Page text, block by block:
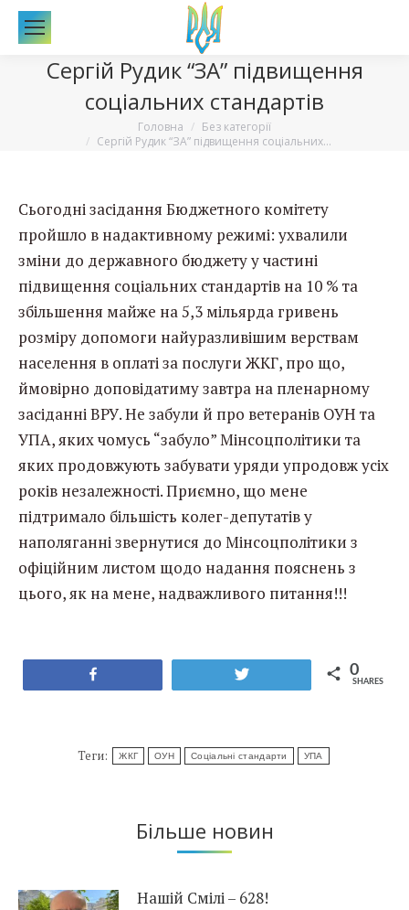
Сергій Рудик “ЗА” підвищення
соціальних стандартів
Головна
Без категорії
Сергій Рудик “ЗА” підвищення соціальних…
Сьогодні засідання Бюджетного комітету
пройшло в надактивному режимі: ухвалили
зміни до державного бюджету у частині
підвищення соціальних стандартів на 10 % та
збільшення майже на 5,3 мільярда гривень
розміру допомоги найуразливішим верствам
населення в оплаті за послуги ЖКГ, про що,
ймовірно доповідатиму завтра на пленарному
засіданні ВРУ. Не забули й про ветеранів ОУН та
УПА, яких чомусь “забуло” Мінсоцполітики та
яких продовжують забувати уряди упродовж усіх
років незалежності. Приємно, що мене
підтримало більшість колег-депутатів у
наполяганні звернутися до Мінсоцполітики з
офіційним листом щодо надання пояснень з
цього, як на мене, надважливого питання!!!
0
SHARES
Теги: ЖКГ ОУН Соціальні стандарти УПА
Більше новин
Нашій Смілі – 628!